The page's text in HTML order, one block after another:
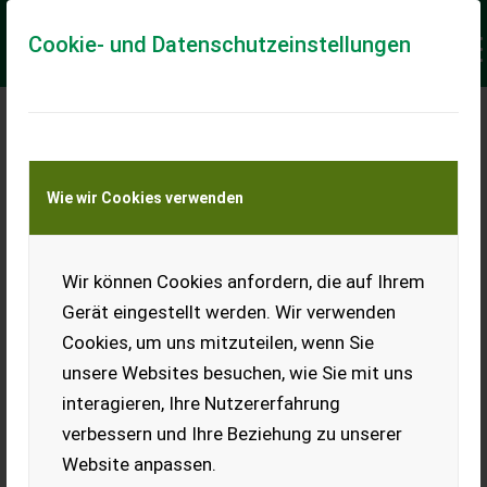
Cookie- und Datenschutzeinstellungen
Wie wir Cookies verwenden
Wir können Cookies anfordern, die auf Ihrem
Gerät eingestellt werden. Wir verwenden
Cookies, um uns mitzuteilen, wenn Sie
unsere Websites besuchen, wie Sie mit uns
interagieren, Ihre Nutzererfahrung
verbessern und Ihre Beziehung zu unserer
Website anpassen.
Meine Transportkostenanfrage
Transport von Land- und Baumaschinen –
KEINE Tiertransporte
Ladeort
Ort